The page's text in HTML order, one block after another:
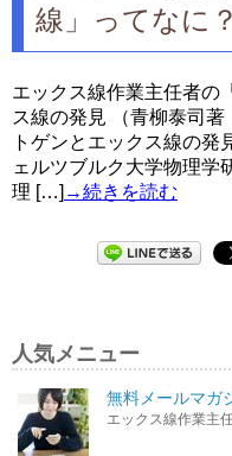
線」ってなに？
エックス線作業主任者の
ス線の発見 （青柳泰司
トゲンとエックス線の
ェルツブルク大学物理学
理 […] →続きを読む
人気メニュー
無料メールマガ
エックス線作業主